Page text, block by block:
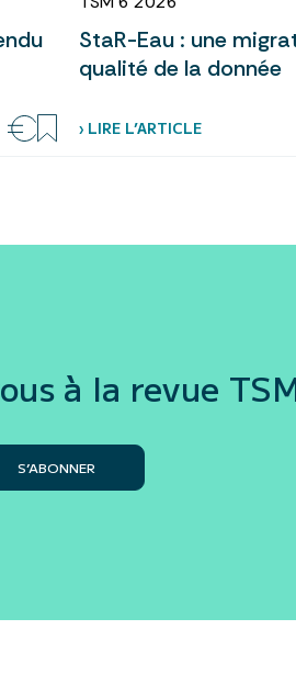
StaR-Eau : une
qualité de la donnée
› LIRE L’ARTICLE
à la revue
S’ABONNER